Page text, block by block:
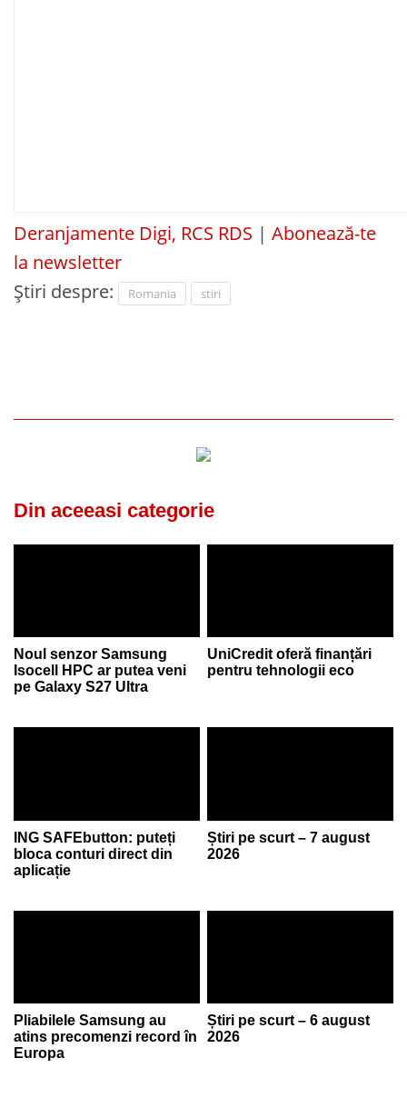
Deranjamente Digi, RCS RDS | Abonează-te
la newsletter
Știri despre:
Romania stiri
Din aceeasi categorie
Noul senzor Samsung
Isocell HPC ar putea veni
pe Galaxy S27 Ultra
UniCredit oferă finanțări
pentru tehnologii eco
ING SAFEbutton: puteți
bloca conturi direct din
aplicație
Știri pe scurt – 7 august
2026
Pliabilele Samsung au
atins precomenzi record în
Europa
Știri pe scurt – 6 august
2026